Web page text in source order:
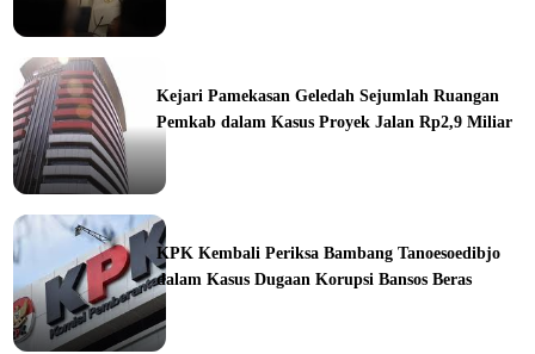
Kejari Pamekasan Geledah Sejumlah Ruangan
Pemkab dalam Kasus Proyek Jalan Rp2,9 Miliar
KPK Kembali Periksa Bambang Tanoesoedibjo
dalam Kasus Dugaan Korupsi Bansos Beras